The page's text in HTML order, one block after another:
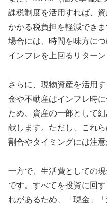
課税制度を活用すれば、
かかる税負担を軽減でき
場合には、時間を味方につ
インフレを上回るリター
さらに、現物資産を活用
金や不動産はインフレ時
ため、資産の一部として
献します。ただし、これ
割合やタイミングには注意
一方で、生活費としての
です。すべてを投資に回
れがあるため、「現金」